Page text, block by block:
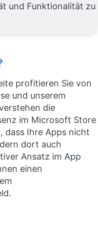
und Funktionalität zu
profitieren Sie von
und unserem
die
im Microsoft Store
dass Ihre Apps nicht
dort auch
Ansatz im App
einen